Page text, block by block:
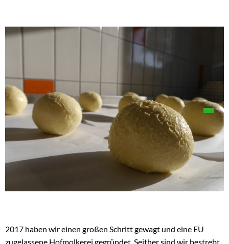
2017 haben wir einen großen Schritt gewagt und eine EU
zugelassene Hofmolkerei gegründet. Seither sind wir bestrebt